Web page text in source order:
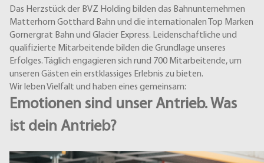
Das Herzstück der BVZ Holding bilden das Bahnunternehmen
Matterhorn Gotthard Bahn und die internationalen Top Marken
Gornergrat Bahn und Glacier Express. Leidenschaftliche und
qualifizierte Mitarbeitende bilden die Grundlage unseres
Erfolges. Täglich engagieren sich rund 700 Mitarbeitende, um
unseren Gästen ein erstklassiges Erlebnis zu bieten.
Wir leben Vielfalt und haben eines gemeinsam:
Emotionen sind unser Antrieb. Was
ist dein Antrieb?